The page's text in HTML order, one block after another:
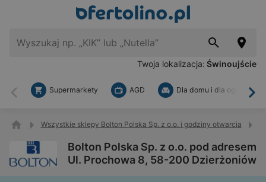
Twoja lokalizacja: Świnoujście
Wstecz
Supermarkety AGD Dla domu i dla ogrodu
Wszystkie sklepy Bolton Polska Sp. z o.o. i godziny otwarcia
Bolton Polska Sp. z o.o. pod adresem
Ul. Prochowa 8, 58-200 Dzierżoniów